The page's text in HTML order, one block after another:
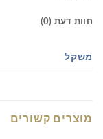
חוות דעת (0)
משקל
מוצרים קשורים